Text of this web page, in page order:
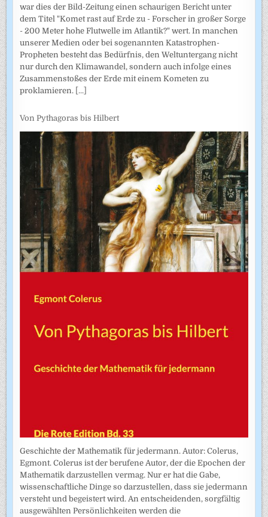
war dies der Bild-Zeitung einen schaurigen Bericht unter
dem Titel "Komet rast auf Erde zu - Forscher in großer Sorge
- 200 Meter hohe Flutwelle im Atlantik?" wert. In manchen
unserer Medien oder bei sogenannten Katastrophen-
Propheten besteht das Bedürfnis, den Weltuntergang nicht
nur durch den Klimawandel, sondern auch infolge eines
Zusammenstoßes der Erde mit einem Kometen zu
proklamieren. [...]
Von Pythagoras bis Hilbert
Geschichte der Mathematik für jedermann. Autor: Colerus,
Egmont. Colerus ist der berufene Autor, der die Epochen der
Mathematik darzustellen vermag. Nur er hat die Gabe,
wissenschaftliche Dinge so darzustellen, dass sie jedermann
versteht und begeistert wird. An entscheidenden, sorgfältig
ausgewählten Persönlichkeiten werden die